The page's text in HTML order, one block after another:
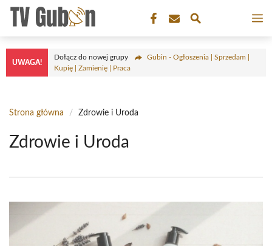
Przejdź
treści
UWAGA!
Dołącz do nowej grupy
Gubin - Ogłoszenia | Sprzedam |
Kupię | Zamienię | Praca
Strona główna / Zdrowie i Uroda
Zdrowie i Uroda